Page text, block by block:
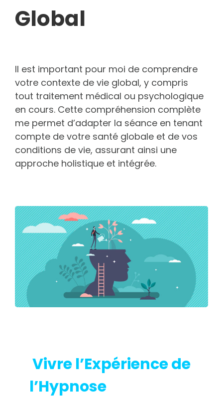
Global
Il est important pour moi de comprendre
votre contexte de vie global, y compris
tout traitement médical ou psychologique
en cours. Cette compréhension complète
me permet d’adapter la séance en tenant
compte de votre santé globale et de vos
conditions de vie, assurant ainsi une
approche holistique et intégrée.
Vivre l’Expérience de
l’Hypnose